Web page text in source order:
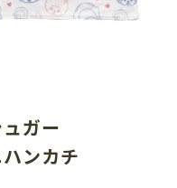
ガー
ンカチ